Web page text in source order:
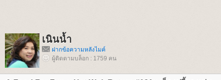
เนินน้ำ
ฝากข้อความหลังไมค์
ผู้ติดตามบล็อก : 1759 คน